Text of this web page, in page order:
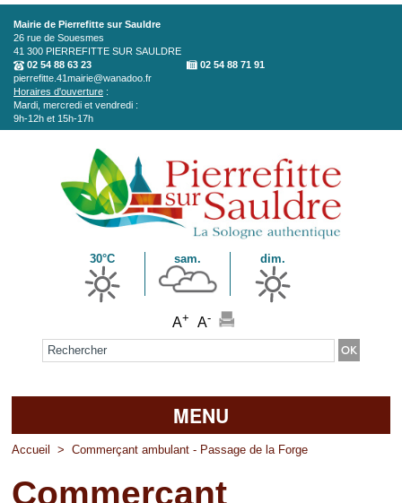
Aller au contenu principal
Mairie de Pierrefitte sur Sauldre
26 rue de Souesmes
41 300 PIERREFITTE SUR SAULDRE
02 54 88 63 23
02 54 88 71 91
pierrefitte.41mairie@wanadoo.fr
Horaires d'ouverture :
Mardi, mercredi et vendredi :
9h-12h et 15h-17h
30°C sam. dim.
A+ A-
Formulaire de recherche
MENU
Accueil
La mairie
Accueil > Commerçant ambulant - Passage de la Forge
Commerçant